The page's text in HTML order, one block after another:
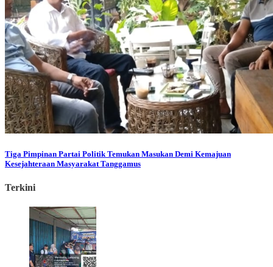
Tiga Pimpinan Partai Politik Temukan Masukan Demi Kemajuan
Kesejahteraan Masyarakat Tanggamus
Terkini